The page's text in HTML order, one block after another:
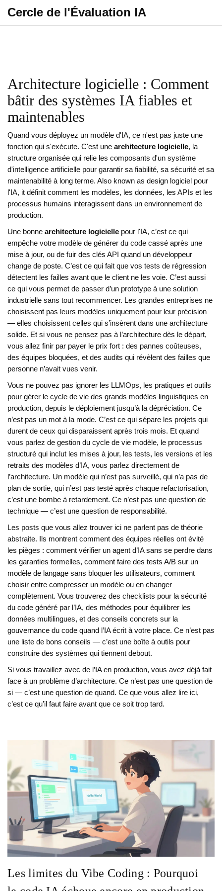
Cercle de l'Évaluation IA
Architecture logicielle : Comment
bâtir des systèmes IA fiables et
maintenables
Quand vous déployez un modèle d'IA, ce n'est pas juste une
fonction qui s'exécute. C'est une architecture logicielle, la
structure organisée qui relie les composants d'un système
d'intelligence artificielle pour garantir sa fiabilité, sa sécurité et sa
maintenabilité à long terme. Also known as design logiciel pour
l'IA, it définit comment les modèles, les données, les APIs et les
processus humains interagissent dans un environnement de
production.
Une bonne architecture logicielle pour l'IA, c’est ce qui
empêche votre modèle de générer du code cassé après une
mise à jour, ou de fuir des clés API quand un développeur
change de poste. C’est ce qui fait que vos tests de régression
détectent les failles avant que le client ne les voie. C’est aussi
ce qui vous permet de passer d’un prototype à une solution
industrielle sans tout recommencer. Les grandes entreprises ne
choisissent pas leurs modèles uniquement pour leur précision
— elles choisissent celles qui s’insèrent dans une architecture
solide. Et si vous ne pensez pas à l’architecture dès le départ,
vous allez finir par payer le prix fort : des pannes coûteuses,
des équipes bloquées, et des audits qui révèlent des failles que
personne n’avait vues venir.
Vous ne pouvez pas ignorer les LLMOps, les pratiques et outils
pour gérer le cycle de vie des grands modèles linguistiques en
production, depuis le déploiement jusqu’à la dépréciation. Ce
n’est pas un mot à la mode. C’est ce qui sépare les projets qui
durent de ceux qui disparaissent après trois mois. Et quand
vous parlez de gestion du cycle de vie modèle, le processus
structuré qui inclut les mises à jour, les tests, les versions et les
retraits des modèles d’IA, vous parlez directement de
l’architecture. Un modèle qui n’est pas surveillé, qui n’a pas de
plan de sortie, qui n’est pas testé après chaque refactorisation,
c’est une bombe à retardement. Ce n’est pas une question de
technique — c’est une question de responsabilité.
Les posts que vous allez trouver ici ne parlent pas de théorie
abstraite. Ils montrent comment des équipes réelles ont évité
les pièges : comment vérifier un agent d’IA sans se perdre dans
les garanties formelles, comment faire des tests A/B sur un
modèle de langage sans bloquer les utilisateurs, comment
choisir entre compresser un modèle ou en changer
complètement. Vous trouverez des checklists pour la sécurité
du code généré par l’IA, des méthodes pour équilibrer les
données multilingues, et des conseils concrets sur la
gouvernance du code quand l’IA écrit à votre place. Ce n’est pas
une liste de bons conseils — c’est une boîte à outils pour
construire des systèmes qui tiennent debout.
Si vous travaillez avec de l’IA en production, vous avez déjà fait
face à un problème d’architecture. Ce n’est pas une question de
si — c’est une question de quand. Ce que vous allez lire ici,
c’est ce qu’il faut faire avant que ce soit trop tard.
Les limites du Vibe Coding : Pourquoi